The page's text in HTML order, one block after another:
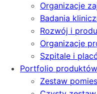
Organizacje
Badania
Rozwój i
Organizacje
Szpitale i
Portfolio produktów
Zestaw